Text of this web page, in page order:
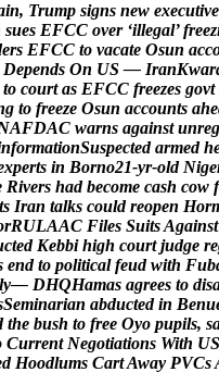
in, Trump signs new executive
sues EFCC over ‘illegal’ freez
ers EFCC to vacate Osun acc
Depends On US — IranKwar
to court as EFCC freezes govt
g to freeze Osun accounts ahe
AFDAC warns against unreg
nformationSuspected armed h
xperts in Borno21-yr-old Nige
Rivers had become cash cow f
ts Iran talks could reopen Hor
rRULAAC Files SuitsAgainst
cted Kebbi high court judge re
end to political feud with Fub
ly— DHQHamas agrees to dis
Seminarian abducted in Benu
the bush to free Oyo pupils, s
Current Negotiations With US
d Hoodlums CartAway PVCs